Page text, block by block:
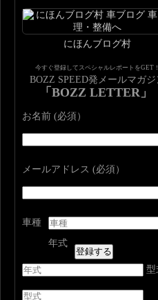
にほんブログ村
今すぐ登録してスペシャルレポートをGET！
BOZZ SPEED発メールマガジ
「BOZZ LETTER」
お名前 (必須）
メールアドレス (必須）
車種
年式
型